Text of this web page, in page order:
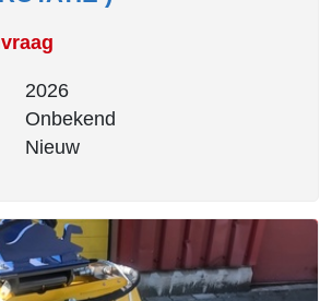
2026
Onbekend
Nieuw